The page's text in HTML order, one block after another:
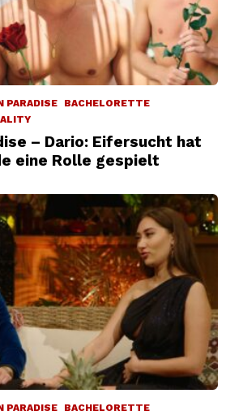
PARADISE
BACHELORETTE
– Dario: Eifersucht hat
eine Rolle gespielt
PARADISE
BACHELORETTE